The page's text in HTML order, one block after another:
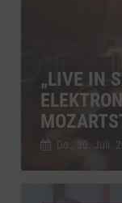
„LIVE IN
Do., 30. Juli.